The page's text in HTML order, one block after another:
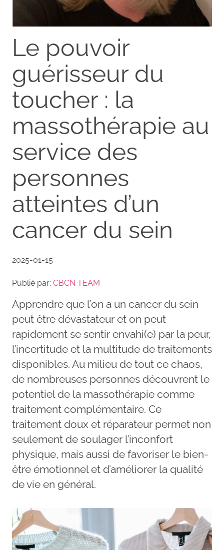
Le pouvoir
guérisseur du
toucher : la
massothérapie au
service des
personnes
atteintes d’un
cancer du sein
2025-01-15
Publié par: CBCN TEAM
Apprendre que l’on a un cancer du sein
peut être dévastateur et on peut
rapidement se sentir envahi(e) par la peur,
l’incertitude et la multitude de traitements
disponibles. Au milieu de tout ce chaos,
de nombreuses personnes découvrent le
potentiel de la massothérapie comme
traitement complémentaire. Ce
traitement doux et réparateur permet non
seulement de soulager l’inconfort
physique, mais aussi de favoriser le bien-
être émotionnel et d’améliorer la qualité
de vie en général.